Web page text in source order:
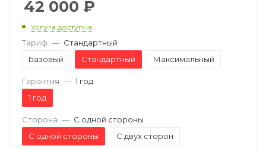
42 000 ₽
Услуга доступна
Тариф — Стандартный
Базовый
Стандартный Максимальный
Гарантия — 1 год
1 год
Сторона — С одной стороны
С одной стороны
С двух сторон